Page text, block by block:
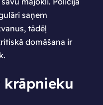
saņem
tādēļ
domāšana ir